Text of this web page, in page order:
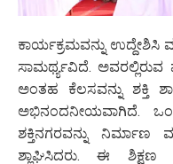
ಕಾರ್ಯಕ್ರಮವನ್ನು ಉದ್ದೇಶಿಸಿ
ಸಾಮರ್ಥ್ಯವಿದೆ. ಅವರಲ್ಲಿರುವ
ಅಂತಹ ಕೆಲಸವನ್ನು ಶಕ್ತಿ
ಅಭಿನಂದನೀಯವಾಗಿದೆ.
ಶಕ್ತಿನಗರವನ್ನು ನಿರ್ಮಾಣ
ಶ್ಲಾಘಿಸಿದರು. ಈ